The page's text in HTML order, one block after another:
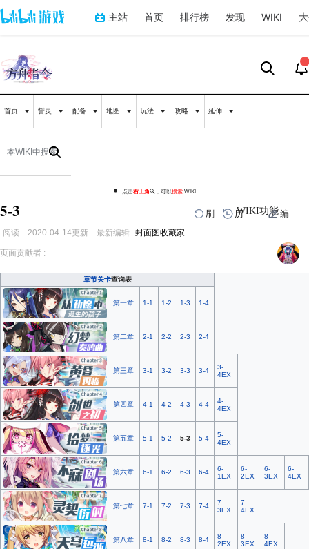
主站 首页 排行榜 发现 WIKI
首页 誓灵 配备 地图 玩法 攻略 延伸
点击右上角🔍，可以搜索WIKI
5-3 WIKI功能
刷 历 编
阅读 2020-04-14更新 最新编辑: 封面图收藏家
到
航
到
索
页面贡献者 :
章节关卡查询表
第一章 1-1 1-2 1-3 1-4
第二章 2-1 2-2 2-3 2-4
第三章 3-1 3-2 3-3 3-4
3-
4EX
第四章 4-1 4-2 4-3 4-4
4-
4EX
第五章 5-1 5-2 5-3 5-4
5-
4EX
第六章 6-1 6-2 6-3 6-4
6-
1EX
6-
2EX
6-
3EX
6-
4EX
第七章 7-1 7-2 7-3 7-4
7-
3EX
7-
4EX
第八章 8-1 8-2 8-3 8-4
8-
2EX
8-
3EX
8-
4EX